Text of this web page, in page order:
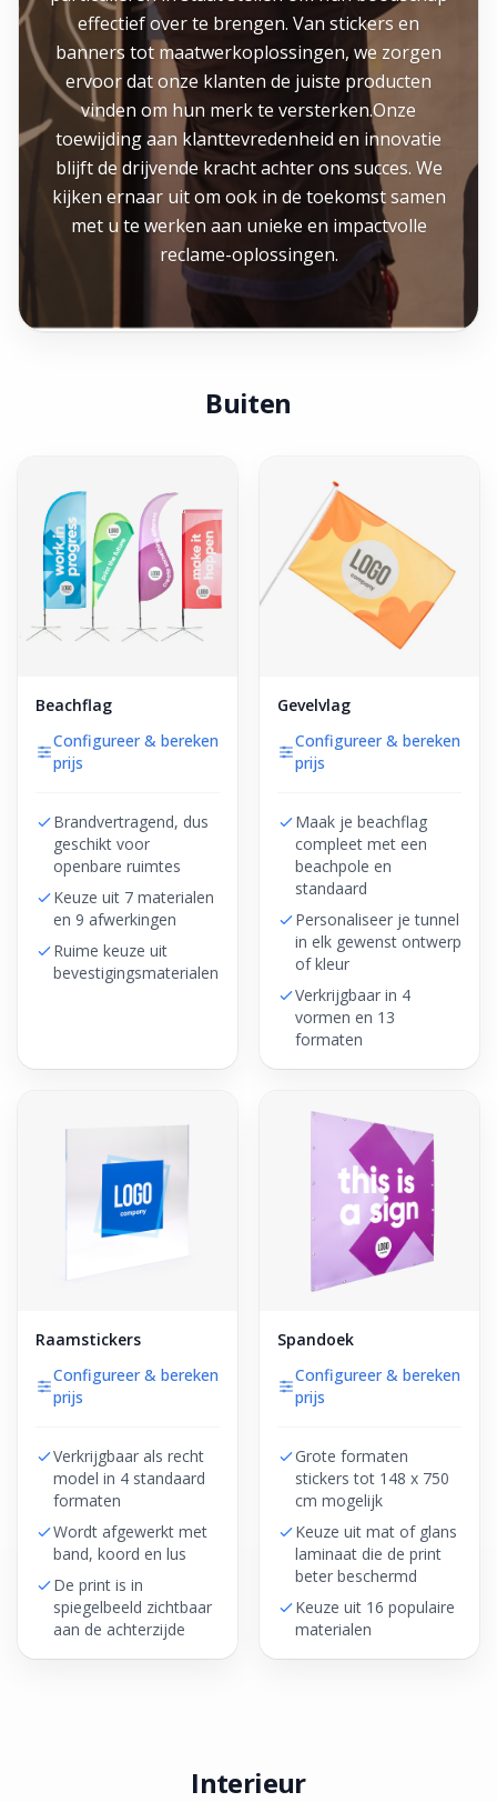
effectief over te brengen. Van stickers en
banners tot maatwerkoplossingen, we zorgen
ervoor dat onze klanten de juiste producten
vinden om hun merk te versterken.Onze
toewijding aan klanttevredenheid en innovatie
blijft de drijvende kracht achter ons succes. We
kijken ernaar uit om ook in de toekomst samen
met u te werken aan unieke en impactvolle
reclame-oplossingen.
Buiten
Beachflag
Configureer & bereken
prijs
Brandvertragend, dus
geschikt voor
openbare ruimtes
Keuze uit 7 materialen
en 9 afwerkingen
Ruime keuze uit
bevestigingsmaterialen
Gevelvlag
Configureer & bereken
prijs
Maak je beachflag
compleet met een
beachpole en
standaard
Personaliseer je tunnel
in elk gewenst ontwerp
of kleur
Verkrijgbaar in 4
vormen en 13
formaten
Raamstickers
Configureer & bereken
prijs
Verkrijgbaar als recht
model in 4 standaard
formaten
Wordt afgewerkt met
band, koord en lus
De print is in
spiegelbeeld zichtbaar
aan de achterzijde
Spandoek
Configureer & bereken
prijs
Grote formaten
stickers tot 148 x 750
cm mogelijk
Keuze uit mat of glans
laminaat die de print
beter beschermd
Keuze uit 16 populaire
materialen
Interieur